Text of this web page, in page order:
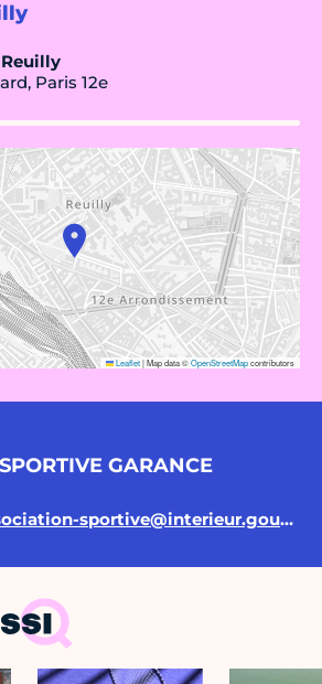
Paris 12e
Leaflet|Map data ©OpenStreetMapcontributors
GARANCE
garance-association-sportive@interieur.gouv.fr